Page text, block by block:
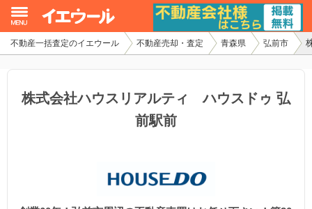
不動産一括査定のイエウール 不動産売却・査定 青森県 弘前市
株式会社ハウスリアルティ ハウスドゥ 弘
前駅前
イエウール加盟希望の不動産会社様